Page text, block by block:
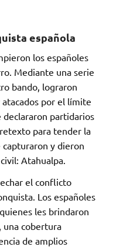
española
los españoles
Mediante una serie
bando, lograron
por el límite
partidarios
para tender la
capturaron y dieron
Atahualpa.
el conflicto
Los españoles
les brindaron
una cobertura
de amplios